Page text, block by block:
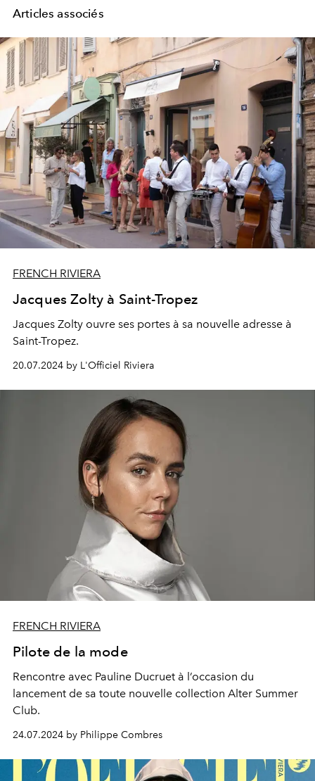
Articles associés
FRENCH RIVIERA
Jacques Zolty à Saint-Tropez
Jacques Zolty ouvre ses portes à sa nouvelle adresse à
Saint-Tropez.
20.07.2024 by L'Officiel Riviera
FRENCH RIVIERA
Pilote de la mode
Rencontre avec Pauline Ducruet à l’occasion du
lancement de sa toute nouvelle collection Alter Summer
Club.
24.07.2024 by Philippe Combres